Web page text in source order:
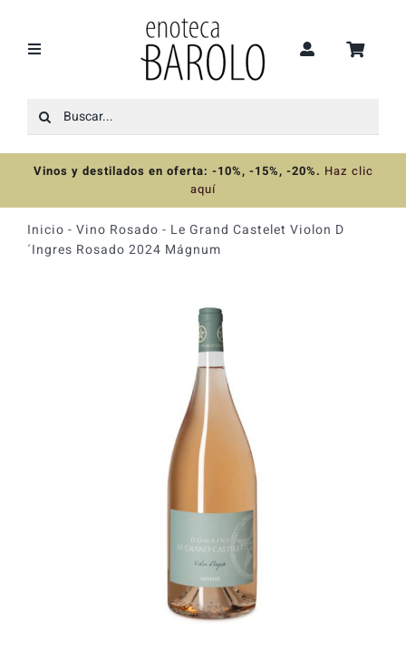
contenido
Toggle
Recomendaciones
Ofertas
Colecciones
Buscar:
Vinos y destilados en oferta: -10%, -15%, -20%. Haz clic
aquí
Inicio - Vino Rosado - Le Grand Castelet Violon D
´Ingres Rosado 2024 Mágnum